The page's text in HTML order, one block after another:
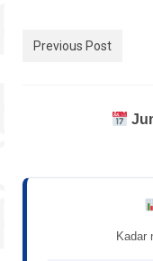
Previous Post
Kadar